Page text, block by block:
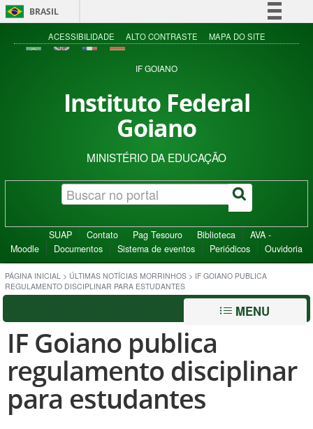
BRASIL
Simplifique!
Acesso à informação
ACESSIBILIDADE ALTO CONTRASTE MAPA DO SITE
IF GOIANO
Instituto Federal
Goiano
MINISTÉRIO DA EDUCAÇÃO
SUAP Contato Pag Tesouro Biblioteca
AVA -
Moodle
Documentos Sistema de eventos Periódicos Ouvidoria
PÁGINA INICIAL > ÚLTIMAS NOTÍCIAS MORRINHOS > IF GOIANO PUBLICA
REGULAMENTO DISCIPLINAR PARA ESTUDANTES
MENU
IF Goiano publica
regulamento disciplinar
para estudantes